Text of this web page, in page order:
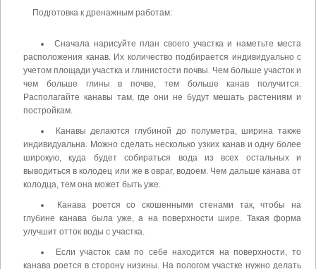
Подготовка к дренажным работам:
Сначала нарисуйте план своего участка и наметьте места
расположения канав. Их количество подбирается индивидуально с
учетом площади участка и глинистости почвы. Чем больше участок и
чем больше глины в почве, тем больше канав получится.
Располагайте канавы там, где они не будут мешать растениям и
постройкам.
Канавы делаются глубиной до полуметра, ширина также
индивидуальна. Можно сделать несколько узких канав и одну более
широкую, куда будет собираться вода из всех остальных и
выводиться в колодец или же в овраг, водоем. Чем дальше канава от
колодца, тем она может быть уже.
Канава роется со скошенными стенами так, чтобы на
глубине канава была уже, а на поверхности шире. Такая форма
улучшит отток воды с участка.
Если участок сам по себе находится на поверхности, то
канава роется в сторону низины. На пологом участке нужно делать